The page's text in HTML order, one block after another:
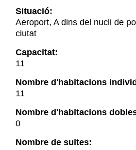
Situació:
Aeroport, A dins del nucli de
ciutat
Capacitat:
11
Nombre d'habitacions
11
Nombre d'habitacions
0
Nombre de suites: